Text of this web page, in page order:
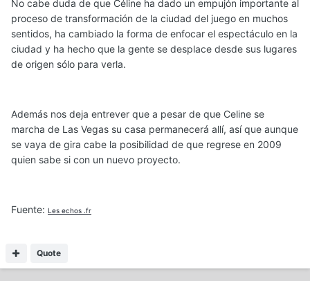
No cabe duda de que Céline ha dado un empujón importante al
proceso de transformación de la ciudad del juego en muchos
sentidos, ha cambiado la forma de enfocar el espectáculo en la
ciudad y ha hecho que la gente se desplace desde sus lugares
de origen sólo para verla.
Además nos deja entrever que a pesar de que Celine se
marcha de Las Vegas su casa permanecerá allí, así que aunque
se vaya de gira cabe la posibilidad de que regrese en 2009
quien sabe si con un nuevo proyecto.
Fuente: Les echos .fr
Quote